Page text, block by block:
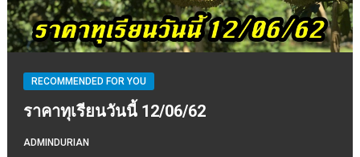
RECOMMENDED FOR YOU
ราคาทุเรียนวันนี้ 12/06/62
ADMINDURIAN